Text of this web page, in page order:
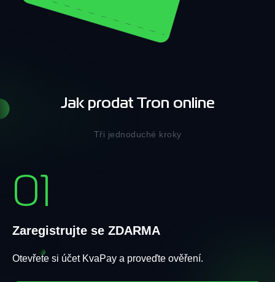
Jak prodat Tron online
Tři jednoduché kroky
01
Zaregistrujte se ZDARMA
Otevřete si účet KvaPay a proveďte ověření.